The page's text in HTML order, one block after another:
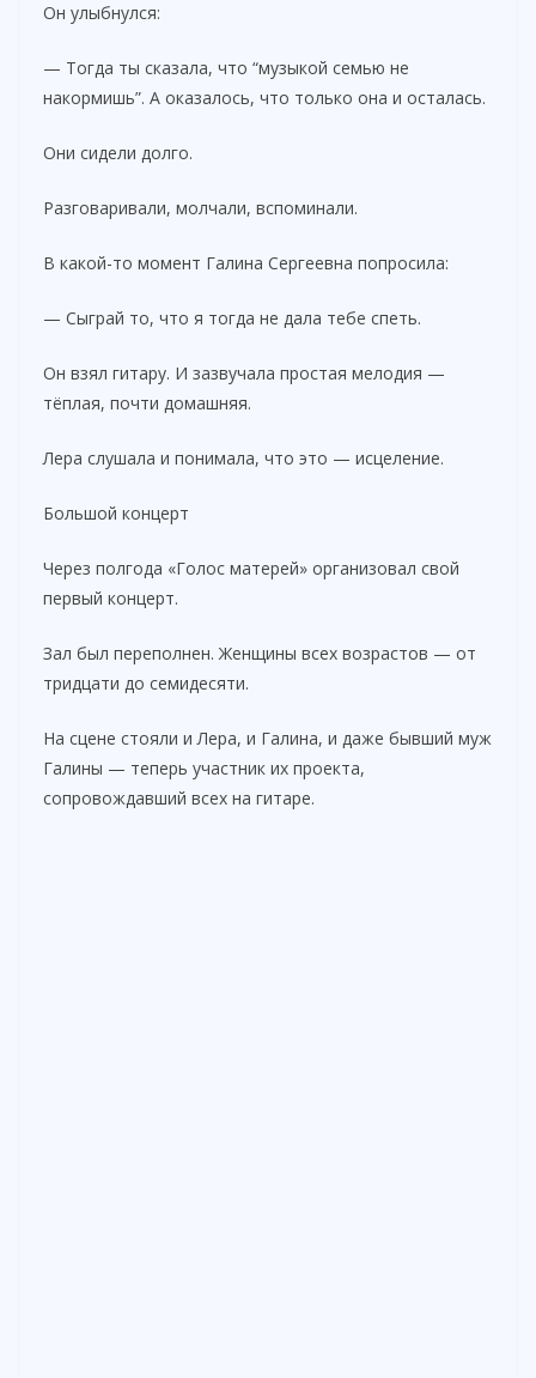
Он улыбнулся:
— Тогда ты сказала, что “музыкой семью не
накормишь”. А оказалось, что только она и осталась.
Они сидели долго.
Разговаривали, молчали, вспоминали.
В какой-то момент Галина Сергеевна попросила:
— Сыграй то, что я тогда не дала тебе спеть.
Он взял гитару. И зазвучала простая мелодия —
тёплая, почти домашняя.
Лера слушала и понимала, что это — исцеление.
Большой концерт
Через полгода «Голос матерей» организовал свой
первый концерт.
Зал был переполнен. Женщины всех возрастов — от
тридцати до семидесяти.
На сцене стояли и Лера, и Галина, и даже бывший муж
Галины — теперь участник их проекта,
сопровождавший всех на гитаре.